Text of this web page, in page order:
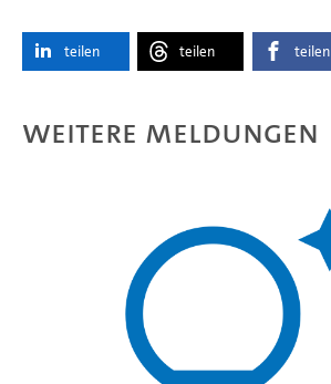
teilen teilen teilen
Weitere Meldungen